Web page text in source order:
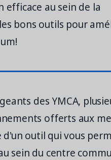
au sein de la
bons outils pour
des YMCA,
offerts aux
outil qui vous
sein du centre